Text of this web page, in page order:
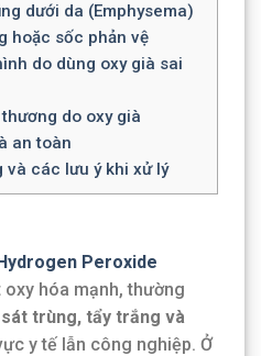
dưới da (Emphysema)
hoặc sốc phản vệ
do dùng oxy già sai
do oxy già
an toàn
và các lưu ý khi xử lý
Peroxide
oxy hóa mạnh, thường
sát trùng, tẩy trắng và
y tế lẫn công nghiệp. Ở